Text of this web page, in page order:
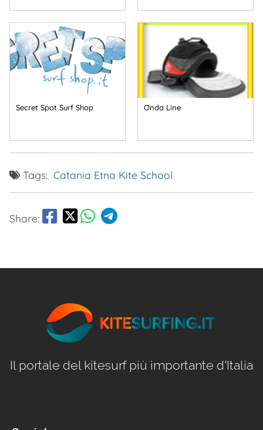
Secret Spot Surf Shop Onda Line
Tags: Catania Etna Kite School
Share:
Il portale del kitesurf più importante d'Italia